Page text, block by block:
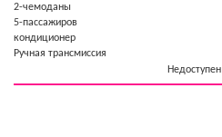
2-чемоданы
5-пассажиров
кондиционер
Ручная трансмиссия
Недоступен